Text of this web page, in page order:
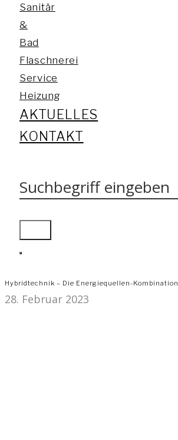
Sanitär
&
Bad
Flaschnerei
Service
Heizung
AKTUELLES
KONTAKT
Suchbegriff
eingeben
Hybridtechnik – Die Energiequellen-Kombination
28. Februar 2023